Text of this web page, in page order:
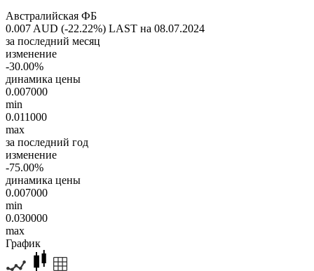
Австралийская ФБ
0.007 AUD (-22.22%) LAST на 08.07.2024
за последний месяц
изменение
-30.00%
динамика цены
0.007000
min
0.011000
max
за последний год
изменение
-75.00%
динамика цены
0.007000
min
0.030000
max
График